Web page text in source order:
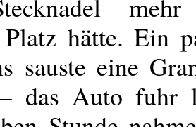
hätte. Ein
sauste eine
das Auto fuhr